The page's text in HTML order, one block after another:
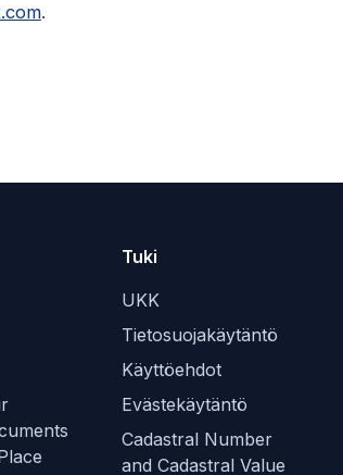
.
Tuki
UKK
Tietosuojakäytäntö
Käyttöehdot
Evästekäytäntö
Cadastral Number
and Cadastral Value